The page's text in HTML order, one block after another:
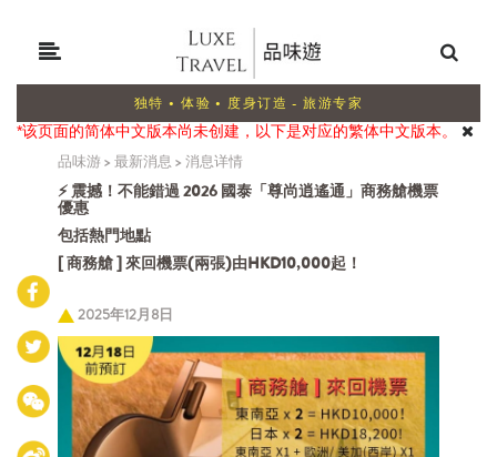
独特 • 体验 • 度身订造 - 旅游专家
*该页面的简体中文版本尚未创建，以下是对应的繁体中文版本。
品味游 >最新消息 >消息详情
⚡ 震撼！不能錯過 2026 國泰「尊尚逍遙通」商務艙機票
優惠
包括熱門地點
[ 商務艙 ] 來回機票(兩張)由HKD10,000起！
2025年12月8日